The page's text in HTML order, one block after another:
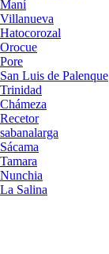
Luis de Palenque
Salina